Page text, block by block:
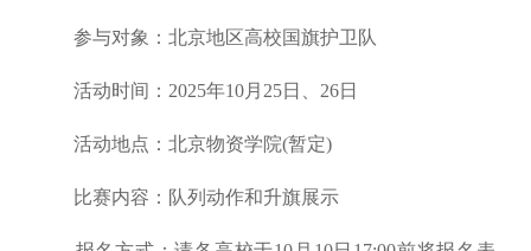
参与对象：北京地区高校国旗护卫队
活动时间：2025年10月25日、26日
活动地点：北京物资学院(暂定)
比赛内容：队列动作和升旗展示